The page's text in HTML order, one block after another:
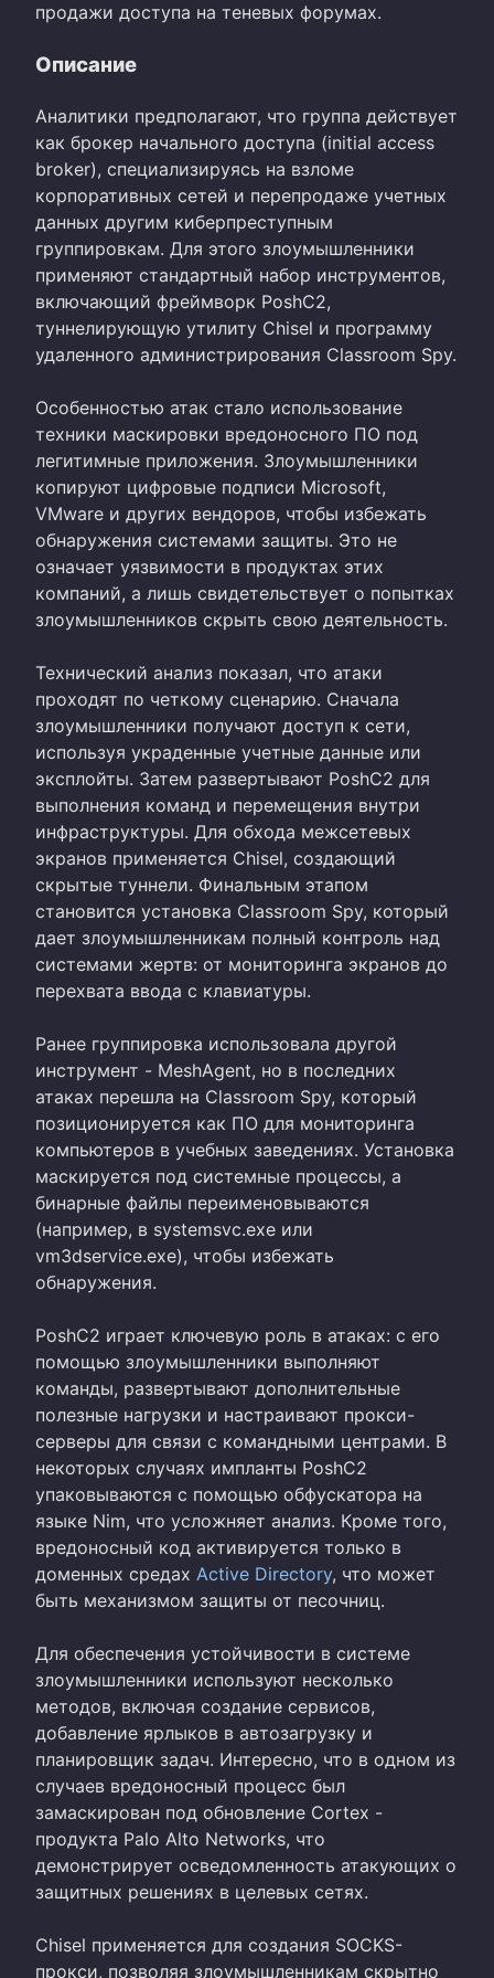
продажи доступа на теневых форумах.
Описание
Аналитики предполагают, что группа действует
как брокер начального доступа (initial access
broker), специализируясь на взломе
корпоративных сетей и перепродаже учетных
данных другим киберпреступным
группировкам. Для этого злоумышленники
применяют стандартный набор инструментов,
включающий фреймворк PoshC2,
туннелирующую утилиту Chisel и программу
удаленного администрирования Classroom Spy.
Особенностью атак стало использование
техники маскировки вредоносного ПО под
легитимные приложения. Злоумышленники
копируют цифровые подписи Microsoft,
VMware и других вендоров, чтобы избежать
обнаружения системами защиты. Это не
означает уязвимости в продуктах этих
компаний, а лишь свидетельствует о попытках
злоумышленников скрыть свою деятельность.
Технический анализ показал, что атаки
проходят по четкому сценарию. Сначала
злоумышленники получают доступ к сети,
используя украденные учетные данные или
эксплойты. Затем развертывают PoshC2 для
выполнения команд и перемещения внутри
инфраструктуры. Для обхода межсетевых
экранов применяется Chisel, создающий
скрытые туннели. Финальным этапом
становится установка Classroom Spy, который
дает злоумышленникам полный контроль над
системами жертв: от мониторинга экранов до
перехвата ввода с клавиатуры.
Ранее группировка использовала другой
инструмент - MeshAgent, но в последних
атаках перешла на Classroom Spy, который
позиционируется как ПО для мониторинга
компьютеров в учебных заведениях. Установка
маскируется под системные процессы, а
бинарные файлы переименовываются
(например, в systemsvc.exe или
vm3dservice.exe), чтобы избежать
обнаружения.
PoshC2 играет ключевую роль в атаках: с его
помощью злоумышленники выполняют
команды, развертывают дополнительные
полезные нагрузки и настраивают прокси-
серверы для связи с командными центрами. В
некоторых случаях импланты PoshC2
упаковываются с помощью обфускатора на
языке Nim, что усложняет анализ. Кроме того,
вредоносный код активируется только в
доменных средах Active Directory, что может
быть механизмом защиты от песочниц.
Для обеспечения устойчивости в системе
злоумышленники используют несколько
методов, включая создание сервисов,
добавление ярлыков в автозагрузку и
планировщик задач. Интересно, что в одном из
случаев вредоносный процесс был
замаскирован под обновление Cortex -
продукта Palo Alto Networks, что
демонстрирует осведомленность атакующих о
защитных решениях в целевых сетях.
Chisel применяется для создания SOCKS-
прокси, позволяя злоумышленникам скрытно